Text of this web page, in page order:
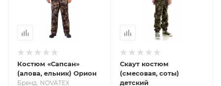
Костюм «Сапсан»
(алова, ельник) Орион
Бренд: NOVATEX
Скаут костюм
(смесовая, соты)
детский